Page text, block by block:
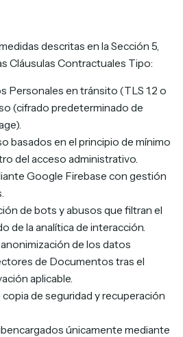
descritas en la Sección 5,
Cláusulas Contractuales Tipo:
Personales en tránsito (TLS 1.2 o
(cifrado predeterminado de
basados en el principio de mínimo
del acceso administrativo.
Google Firebase con gestión
de bots y abusos que filtran el
de la analítica de interacción.
de los datos
de Documentos tras el
aplicable.
de seguridad y recuperación
únicamente mediante